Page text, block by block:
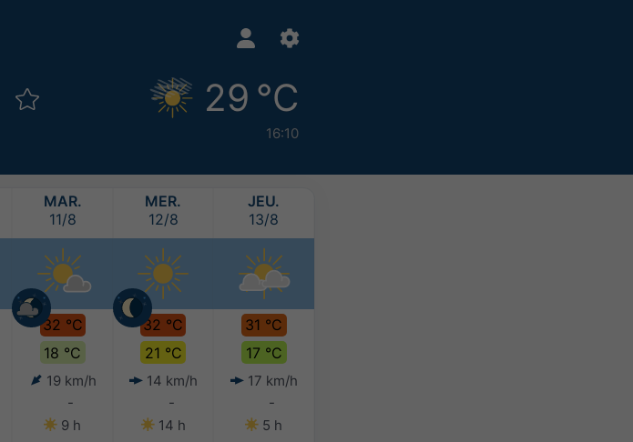
29 °C
16:10
MAR.
11/8
32 °C
18 °C
19 km/h
-
9 h
MER.
12/8
32 °C
21 °C
14 km/h
-
14 h
JEU.
13/8
31 °C
17 °C
17 km/h
-
5 h